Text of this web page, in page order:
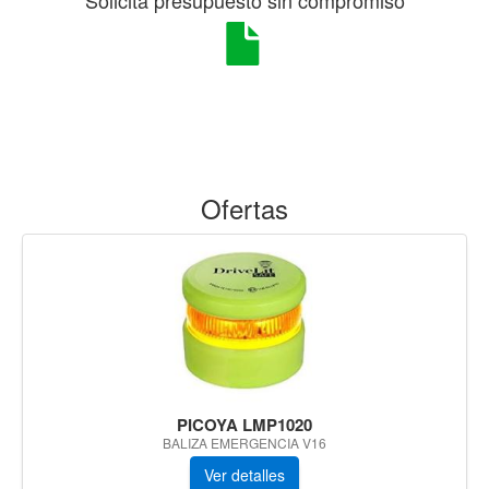
Ofertas
PICOYA LMP1020
BALIZA EMERGENCIA V16
Ver detalles